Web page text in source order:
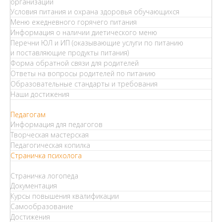
Условия питания и охрана здоровья обучающихся
Меню ежедневного горячего питания
Информация о наличии диетического меню
Перечни ЮЛ и ИП (оказывающие услуги по питанию
и поставляющие продукты питания)
Форма обратной связи для родителей
Ответы на вопросы родителей по питанию
Образовательные стандарты и требования
Наши достижения
Педагогам
Информация для педагогов
Творческая мастерская
Педагогическая копилка
Страничка психолога
Страничка логопеда
Документация
Курсы повышения квалификации
Самообразование
Достижения